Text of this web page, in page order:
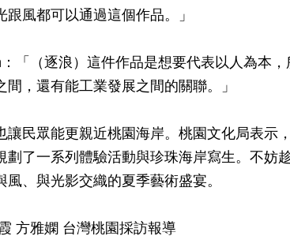
風都可以通過這個作品。」
「（逐浪）這件作品是想要代表以人為本，
，還有能工業發展之間的關聯。」
讓民眾能更親近桃園海岸。桃園文化局表示
劃了一系列體驗活動與珍珠海岸寫生。不妨
、與光影交織的夏季藝術盛宴。
方雅嫻 台灣桃園採訪報導